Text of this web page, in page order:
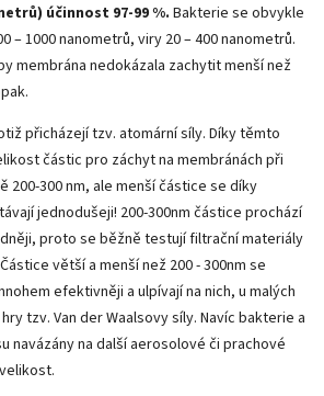
účinnost 97-99 %. Bakterie se obvykle
– 1000 nanometrů, viry 20 – 400 nanometrů.
membrána nedokázala zachytit menší než
přicházejí tzv. atomární síly. Díky těmto
částic pro záchyt na membránách při
200-300 nm, ale menší částice se díky
jednodušeji! 200-300nm částice prochází
proto se běžně testují filtrační materiály
větší a menší než 200 - 300nm se
efektivněji a ulpívají na nich, u malých
tzv. Van der Waalsovy síly. Navíc bakterie a
navázány na další aerosolové či prachové